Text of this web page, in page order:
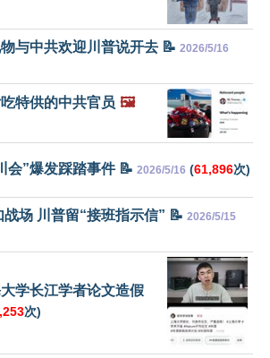
与中共欢迎川普说开去 📝 2026/5/16
特供的中共官员 🖼️
会”爆发踩踏事件 📝 2026/5/16 (61,896次)
场 川普留“接班指示信” 📝 2026/5/15
学长江学者论文造假
次)